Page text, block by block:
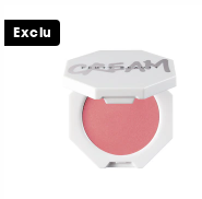
Exclu